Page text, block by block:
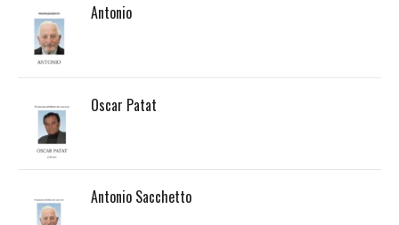
Antonio
Oscar Patat
Antonio Sacchetto